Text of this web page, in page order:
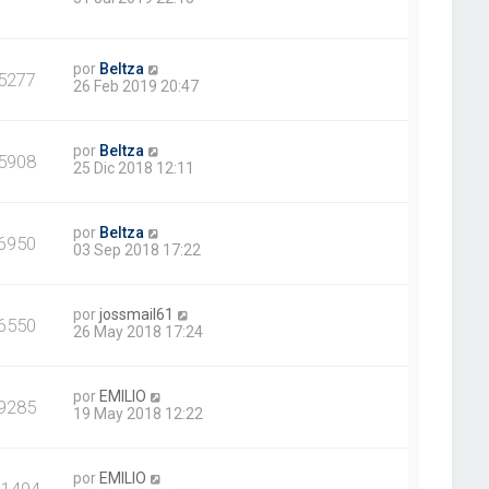
5277 por Beltza
26 Feb 2019 20:47
5908 por Beltza
25 Dic 2018 12:11
por Beltza
03 Sep 2018 17:22
porjossmail61
26 May 2018 17:24
por EMILIO
19 May 2018 12:22
por EMILIO